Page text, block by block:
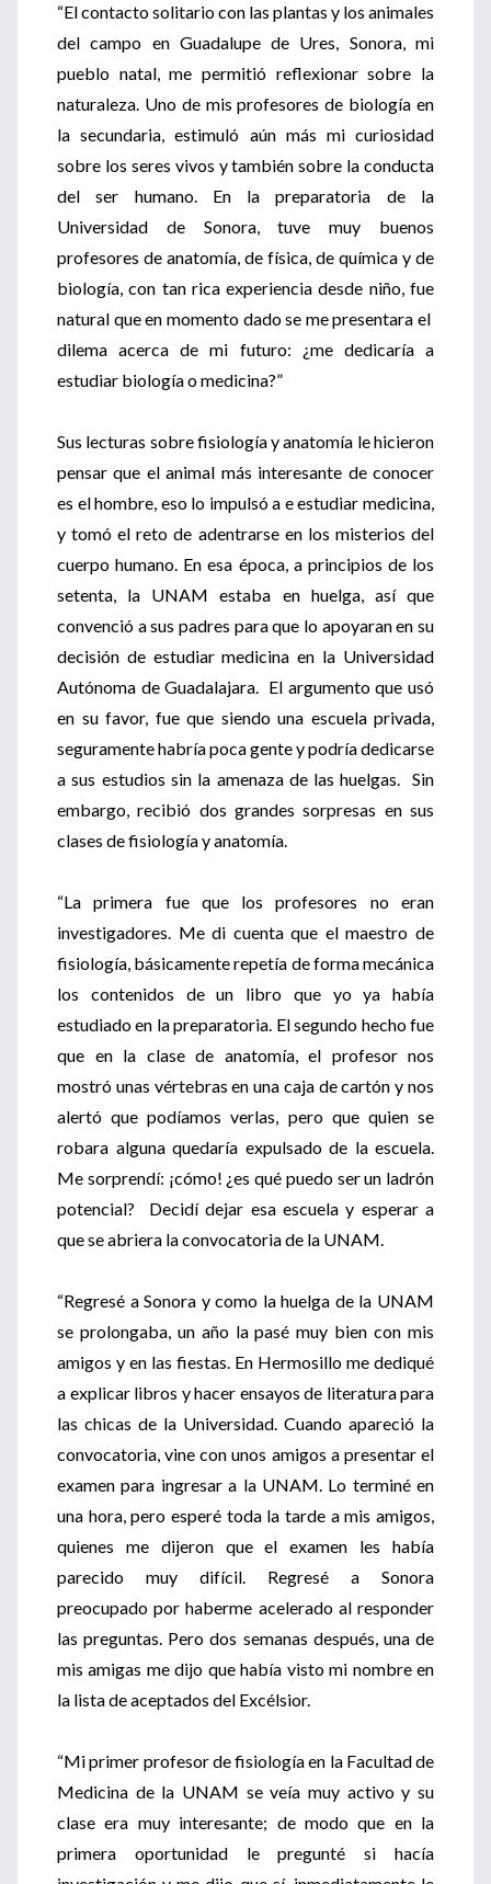
“El contacto solitario con las plantas y los animales
del campo en Guadalupe de Ures, Sonora, mi
pueblo natal, me permitió reflexionar sobre la
naturaleza. Uno de mis profesores de biología en
la secundaria, estimuló aún más mi curiosidad
sobre los seres vivos y también sobre la conducta
del ser humano. En la preparatoria de la
Universidad de Sonora, tuve muy buenos
profesores de anatomía, de física, de química y de
biología, con tan rica experiencia desde niño, fue
natural que en momento dado se me presentara el
dilema acerca de mi futuro: ¿me dedicaría a
estudiar biología o medicina?”
Sus lecturas sobre fisiología y anatomía le hicieron
pensar que el animal más interesante de conocer
es el hombre, eso lo impulsó a e estudiar medicina,
y tomó el reto de adentrarse en los misterios del
cuerpo humano. En esa época, a principios de los
setenta, la UNAM estaba en huelga, así que
convenció a sus padres para que lo apoyaran en su
decisión de estudiar medicina en la Universidad
Autónoma de Guadalajara. El argumento que usó
en su favor, fue que siendo una escuela privada,
seguramente habría poca gente y podría dedicarse
a sus estudios sin la amenaza de las huelgas. Sin
embargo, recibió dos grandes sorpresas en sus
clases de fisiología y anatomía.
“La primera fue que los profesores no eran
investigadores. Me di cuenta que el maestro de
fisiología, básicamente repetía de forma mecánica
los contenidos de un libro que yo ya había
estudiado en la preparatoria. El segundo hecho fue
que en la clase de anatomía, el profesor nos
mostró unas vértebras en una caja de cartón y nos
alertó que podíamos verlas, pero que quien se
robara alguna quedaría expulsado de la escuela.
Me sorprendí: ¡cómo! ¿es qué puedo ser un ladrón
potencial? Decidí dejar esa escuela y esperar a
que se abriera la convocatoria de la UNAM.
“Regresé a Sonora y como la huelga de la UNAM
se prolongaba, un año la pasé muy bien con mis
amigos y en las fiestas. En Hermosillo me dediqué
a explicar libros y hacer ensayos de literatura para
las chicas de la Universidad. Cuando apareció la
convocatoria, vine con unos amigos a presentar el
examen para ingresar a la UNAM. Lo terminé en
una hora, pero esperé toda la tarde a mis amigos,
quienes me dijeron que el examen les había
parecido muy difícil. Regresé a Sonora
preocupado por haberme acelerado al responder
las preguntas. Pero dos semanas después, una de
mis amigas me dijo que había visto mi nombre en
la lista de aceptados del Excélsior.
“Mi primer profesor de fisiología en la Facultad de
Medicina de la UNAM se veía muy activo y su
clase era muy interesante; de modo que en la
primera oportunidad le pregunté si hacía